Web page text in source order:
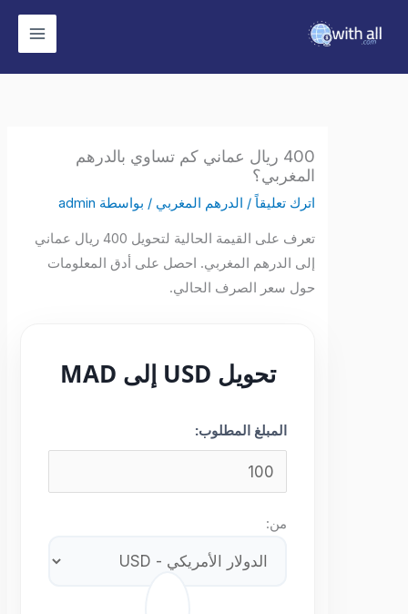
400 ريال عماني كم تساوي بالدرهم
المغربي؟
اترك تعليقاً /الدرهم المغربي/ بواسطة admin
تعرف على القيمة الحالية لتحويل 400 ريال عماني
إلى الدرهم المغربي. احصل على أدق المعلومات
حول سعر الصرف الحالي.
تحويل USD إلى MAD
المبلغ المطلوب: